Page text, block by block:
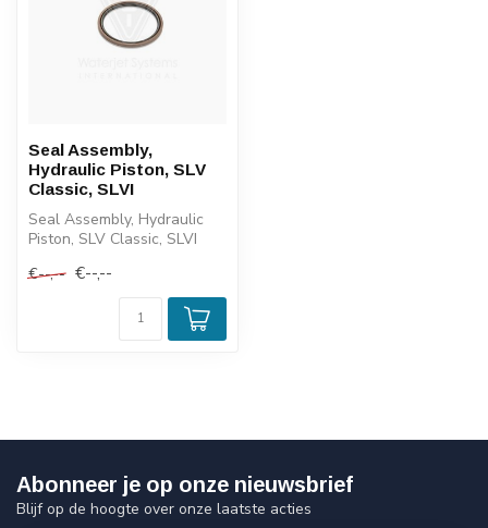
Seal Assembly,
Hydraulic Piston, SLV
Classic, SLVI
Seal Assembly, Hydraulic
Piston, SLV Classic, SLVI
€--,-- €--,--
Abonneer je op onze nieuwsbrief
Blijf op de hoogte over onze laatste acties